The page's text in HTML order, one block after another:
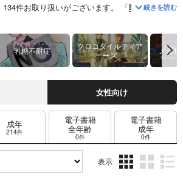
134件お取り扱いがございます。 「騎士団長のお
続きを読む
乳糖不耐症
クロコダイルティア
ーズ
メタリ
女性向け
成年
214件
電子書籍
全年齢
0件
電子書籍
成年
0件
表示